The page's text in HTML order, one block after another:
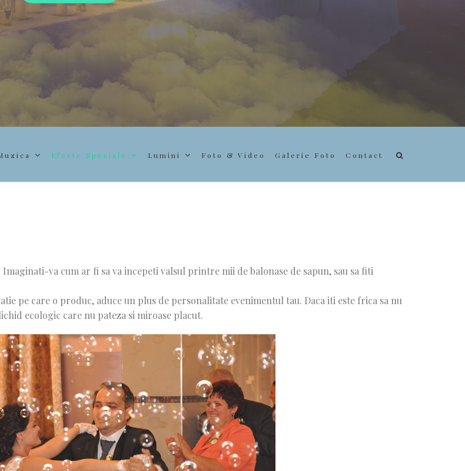
Efecte Speciale Lumini Foto & Video Galerie Foto Contact
va cum ar fi sa va incepeti valsul printre mii de balonase de sapun, sau sa fiti
pe care o produc, aduce un plus de personalitate evenimentul tau. Daca iti este frica sa nu
ecologic care nu pateza si miroase placut.